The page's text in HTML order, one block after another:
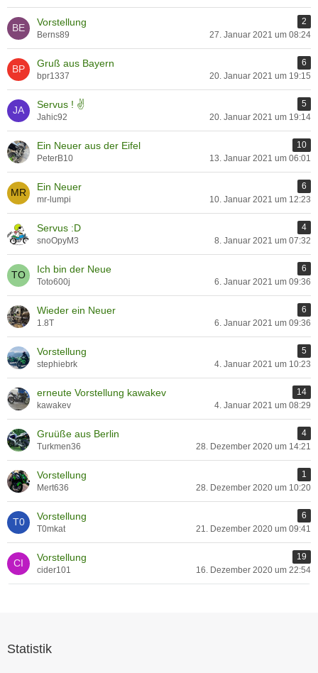
Vorstellung
2
Berns89
27. Januar 2021 um 08:24
Gruß aus Bayern
6
bpr1337
20. Januar 2021 um 19:15
Servus ! ✌
5
Jahic92
20. Januar 2021 um 19:14
Ein Neuer aus der Eifel
10
PeterB10
13. Januar 2021 um 06:01
Ein Neuer
6
mr-lumpi
10. Januar 2021 um 12:23
Servus :D
4
snoOpyM3
8. Januar 2021 um 07:32
Ich bin der Neue
6
Toto600j
6. Januar 2021 um 09:36
Wieder ein Neuer
6
1.8T
6. Januar 2021 um 09:36
Vorstellung
5
stephiebrk
4. Januar 2021 um 10:23
erneute Vorstellung kawakev
14
kawakev
4. Januar 2021 um 08:29
Gruüße aus Berlin
4
Turkmen36
28. Dezember 2020 um 14:21
Vorstellung
1
Mert636
28. Dezember 2020 um 10:20
Vorstellung
6
T0mkat
21. Dezember 2020 um 09:41
Vorstellung
19
cider101
16. Dezember 2020 um 22:54
Statistik